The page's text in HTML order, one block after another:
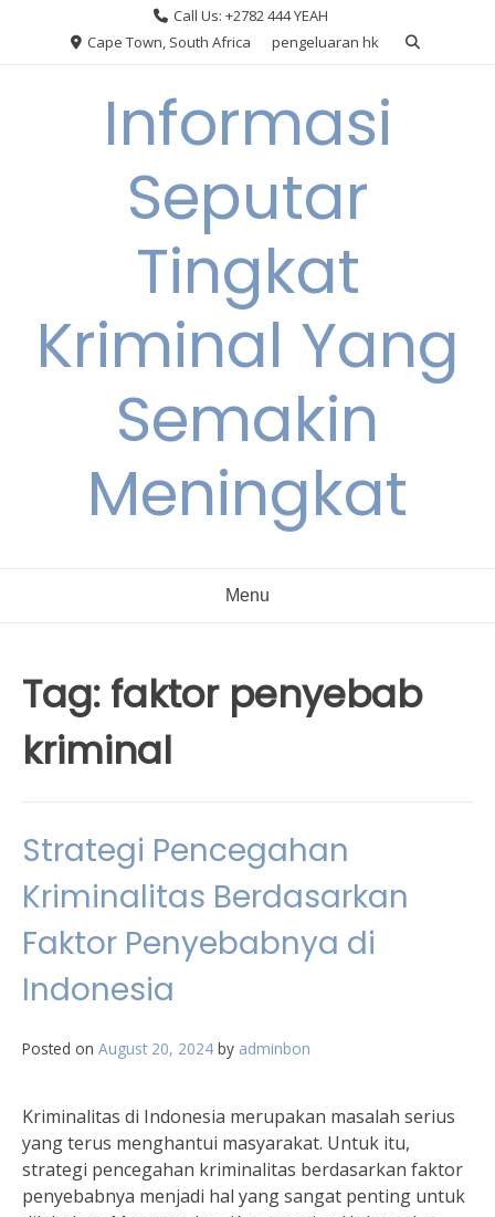
Call Us: +2782 444 YEAH
Cape Town, South Africa
pengeluaran hk
Informasi
Seputar
Tingkat
Kriminal Yang
Semakin
Meningkat
Menu
Tag: faktor penyebab
kriminal
Strategi Pencegahan
Kriminalitas Berdasarkan
Faktor Penyebabnya di
Indonesia
Posted on August 20, 2024 by adminbon
Kriminalitas di Indonesia merupakan masalah serius
yang terus menghantui masyarakat. Untuk itu,
strategi pencegahan kriminalitas berdasarkan faktor
penyebabnya menjadi hal yang sangat penting untuk